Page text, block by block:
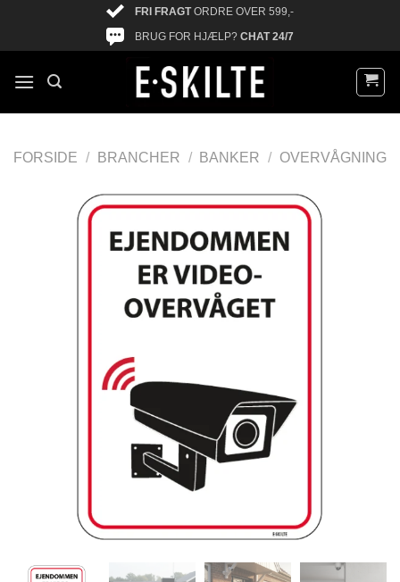
FRI FRAGTORDRE OVER 599,-
BRUG FOR HJÆLP? CHAT 24/7
FORSIDE / BRANCHER / BANKER / OVERVÅGNING